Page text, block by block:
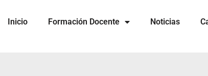
Inicio Formación Docente Noticias